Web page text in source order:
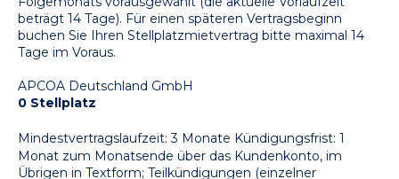
beträgt 14 Tage). Für einen späteren Vertragsbeginn
buchen Sie Ihren Stellplatzmietvertrag bitte maximal 14
Tage im Voraus.
APCOA Deutschland GmbH
0 Stellplatz
Mindestvertragslaufzeit: 3 Monate Kündigungsfrist: 1
Monat zum Monatsende über das Kundenkonto, im
Übrigen in Textform; Teilkündigungen (einzelner